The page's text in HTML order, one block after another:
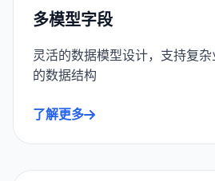
多模型字段
灵活的数据模型设计，支持复
的数据结构
了解更多